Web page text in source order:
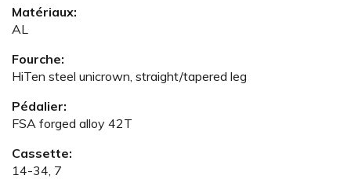
Matériaux:
AL
Fourche:
HiTen steel unicrown, straight/tapered leg
Pédalier:
FSA forged alloy 42T
Cassette:
14-34, 7